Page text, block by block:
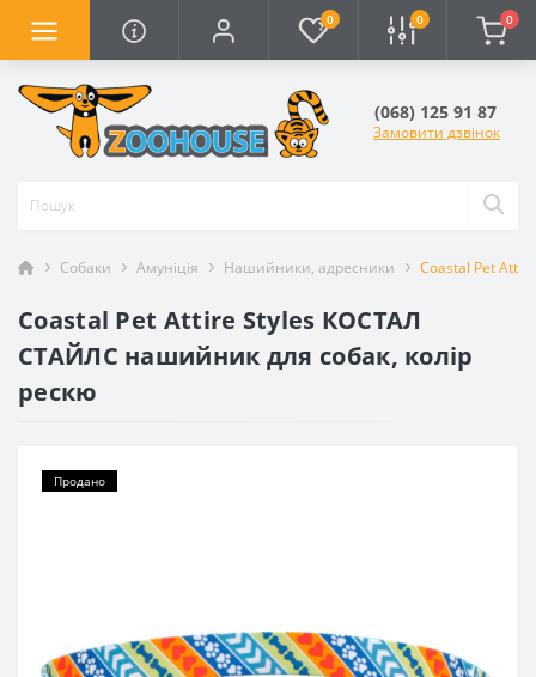
0 0 0
(068) 125 91 87
Замовити дзвінок
Собаки Амуніція Нашийники, адресники Coastal Pet
Coastal Pet Attire Styles КОСТАЛ
СТАЙЛС нашийник для собак, колір
рескю
Продано